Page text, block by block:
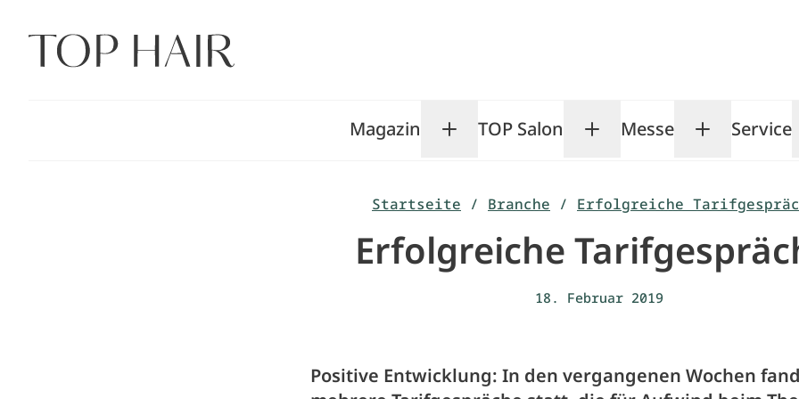
Inhalt
springen
Magazin Toggle Magazin submenu
TOP Salon Toggle TOP Salon
Messe ToggleService
Startseite / Branche / Erfolgreiche
Erfolgreiche
18. Februar 2019
Positive Entwicklung: In den vergangenen Wochen